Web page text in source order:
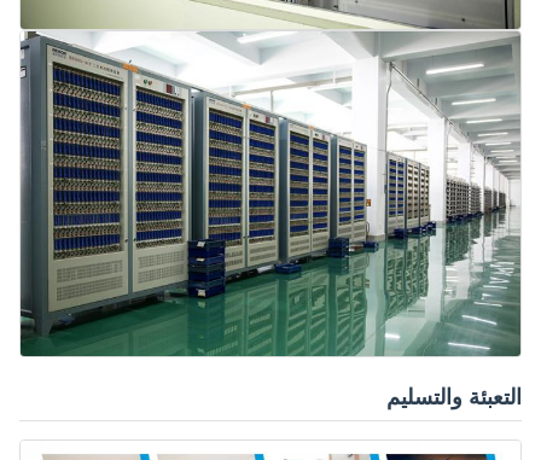
التعبئة والتسليم